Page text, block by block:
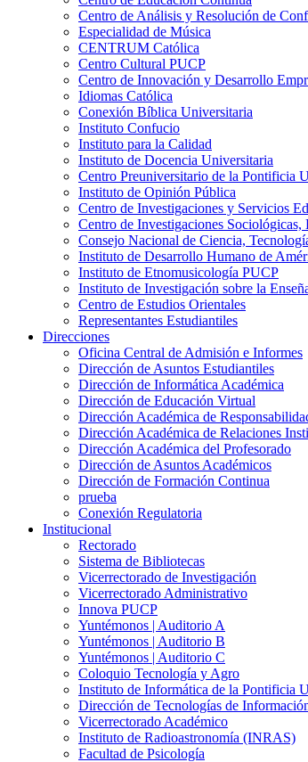
Centro de Análisis y Resolución de
Especialidad de Música
CENTRUM Católica
Centro Cultural PUCP
Centro de Innovación y Desarrollo
Idiomas Católica
Conexión Bíblica Universitaria
Instituto Confucio
Instituto para la Calidad
Instituto de Docencia Universitaria
Centro Preuniversitario de la Pontificia
Instituto de Opinión Pública
Centro de Investigaciones y Servicios
Centro de Investigaciones
Consejo Nacional de Ciencia,
Instituto de Desarrollo Humano de
Instituto de Etnomusicología PUCP
Instituto de Investigación sobre la
Centro de Estudios Orientales
Representantes Estudiantiles
Direcciones
Oficina Central de Admisión e Informes
Dirección de Asuntos Estudiantiles
Dirección de Informática Académica
Dirección de Educación Virtual
Dirección Académica de
Dirección Académica de Relaciones
Dirección Académica del Profesorado
Dirección de Asuntos Académicos
Dirección de Formación Continua
prueba
Conexión Regulatoria
Institucional
Rectorado
Sistema de Bibliotecas
Vicerrectorado de Investigación
Vicerrectorado Administrativo
Innova PUCP
Yuntémonos | Auditorio A
Yuntémonos | Auditorio B
Yuntémonos | Auditorio C
Coloquio Tecnología y Agro
Instituto de Informática de la Pontificia
Dirección de Tecnologías de
Vicerrectorado Académico
Instituto de Radioastronomía (INRAS)
Facultad de Psicología